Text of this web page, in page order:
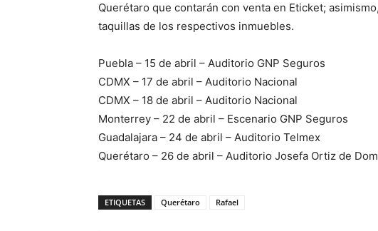
Querétaro que contarán con venta en Eticket;
taquillas de los respectivos inmuebles.
Puebla – 15 de abril – Auditorio GNP Seguros
CDMX – 17 de abril – Auditorio Nacional
CDMX – 18 de abril – Auditorio Nacional
Monterrey – 22 de abril – Escenario GNP Seguros
Guadalajara – 24 de abril – Auditorio Telmex
Querétaro – 26 de abril – Auditorio Josefa Ortiz de
ETIQUETAS Querétaro Rafael